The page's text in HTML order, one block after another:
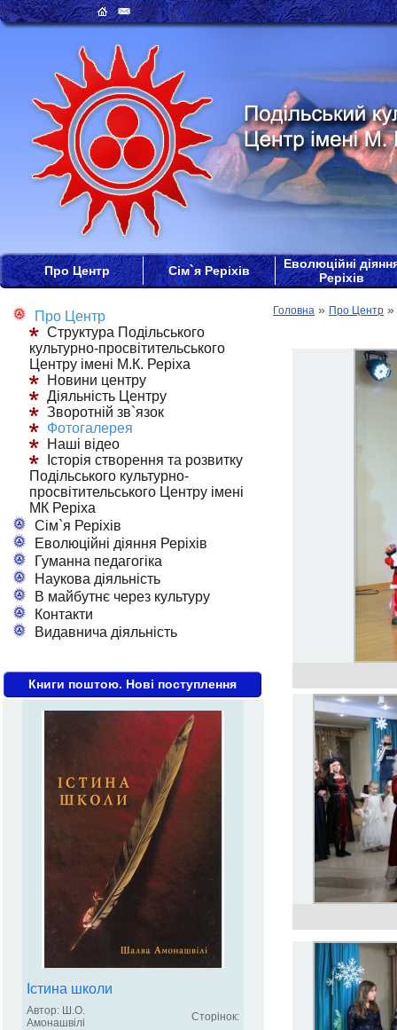
Про Центр Сім`я Реріхів
Еволюційні
Реріхів
Про Центр
Структура Подільського
культурно-просвітительського
Центру імені М.К. Реріха
Новини центру
Діяльність Центру
Зворотній зв`язок
Фотогалерея
Наші відео
Історія створення та розвитку
Подільського культурно-
просвітительського Центру імені
МК Реріха
Сім`я Реріхів
Еволюційні діяння Реріхів
Гуманна педагогіка
Наукова діяльність
В майбутнє через культуру
Контакти
Видавнича діяльність
Книги поштою. Нові поступлення
Істина школи
Автор: Ш.О.
Амонашвілі
Сторінок:
Головна » Про Центр »